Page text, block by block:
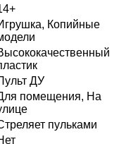
Копийные
ДУ
помещения, На
пульками